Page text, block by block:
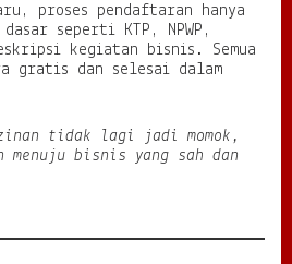
proses pendaftaran hanya
dasar seperti KTP, NPWP,
kegiatan bisnis. Semua
gratis dan selesai dalam
tidak lagi jadi momok,
bisnis yang sah dan